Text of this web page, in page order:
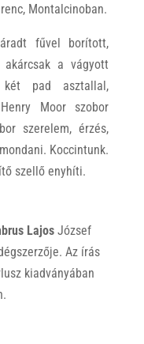
Montalcinoban.
fűvel borított,
a vágyott
pad asztallal,
Moor szobor
szerelem, érzés,
Koccintunk.
szellő enyhíti.
LajosJózsef
Az írás
kiadványában